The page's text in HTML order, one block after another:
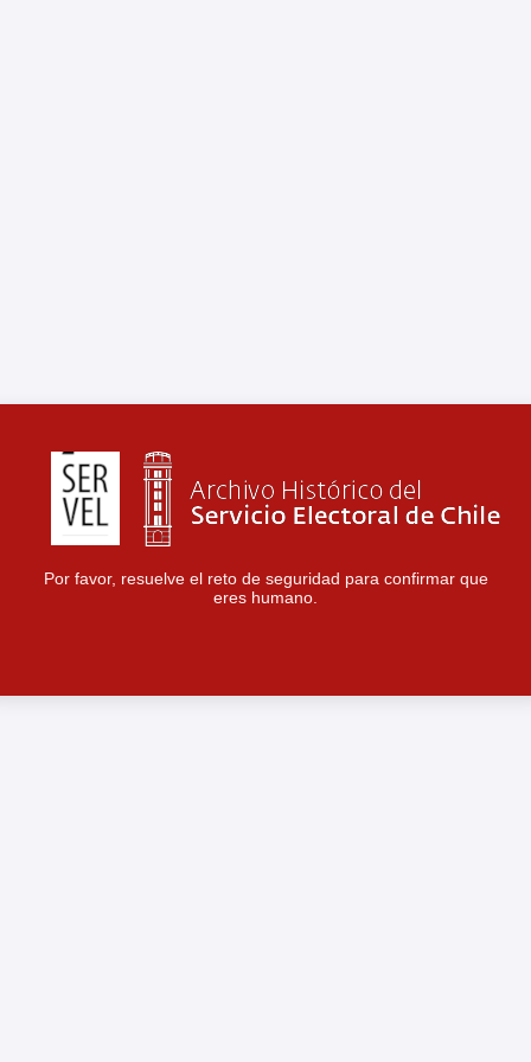
Por favor, resuelve el reto de seguridad para confirmar que
eres humano.